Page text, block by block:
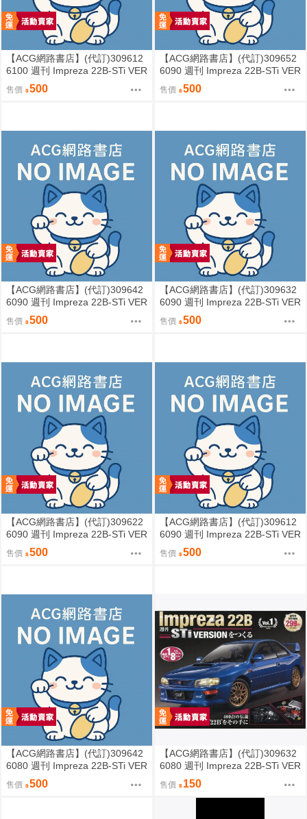
【ACG網路書店】(代訂)309612
6100 週刊 Impreza 22B-STi VER
SION をつくる (8)
售價 500
【ACG網路書店】(代訂)309652
6090 週刊 Impreza 22B-STi VER
SION をつくる (7)
售價 500
【ACG網路書店】(代訂)309642
6090 週刊 Impreza 22B-STi VER
SION をつくる (6)
售價 500
【ACG網路書店】(代訂)309632
6090 週刊 Impreza 22B-STi VER
SION をつくる (5)
售價 500
【ACG網路書店】(代訂)309622
6090 週刊 Impreza 22B-STi VER
SION をつくる (4)
售價 500
【ACG網路書店】(代訂)309612
6090 週刊 Impreza 22B-STi VER
SION をつくる (3)
售價 500
【ACG網路書店】(代訂)309642
6080 週刊 Impreza 22B-STi VER
SION をつくる (2)
售價 500
【ACG網路書店】(代訂)309632
6080 週刊 Impreza 22B-STi VER
SION をつくる (1) 創刊號
售價 150